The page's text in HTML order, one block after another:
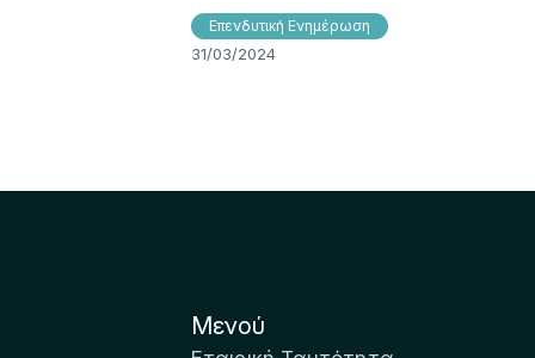
Επενδυτική Ενημέρωση
31/03/2024
Μενού